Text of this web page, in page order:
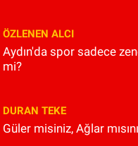
ÖZLENEN ALCI
Aydın'da spor sadece
mi?
DURAN TEKE
Güler misiniz, Ağlar